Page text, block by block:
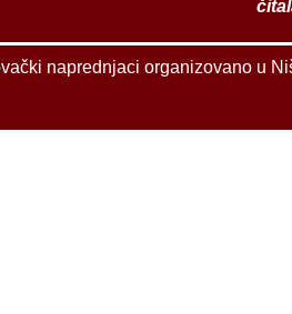
naprednjaci organizovano u